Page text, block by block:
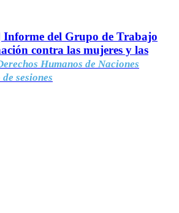
Informe del Grupo de Trabajo
contra las mujeres y las
Humanos de Naciones
sesiones